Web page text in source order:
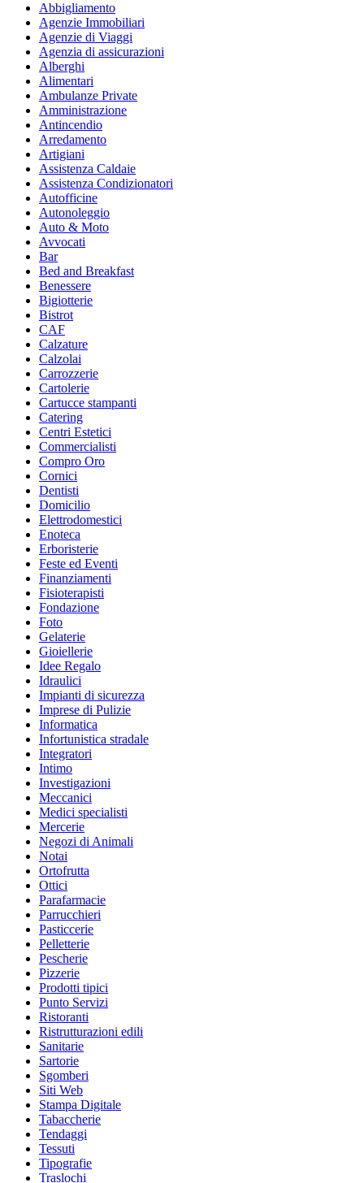
Abbigliamento
Agenzie Immobiliari
Agenzie di Viaggi
Agenzia di assicurazioni
Alberghi
Alimentari
Ambulanze Private
Amministrazione
Antincendio
Arredamento
Artigiani
Assistenza Caldaie
Assistenza Condizionatori
Autofficine
Autonoleggio
Auto & Moto
Avvocati
Bar
Bed and Breakfast
Benessere
Bigiotterie
Bistrot
CAF
Calzature
Calzolai
Carrozzerie
Cartolerie
Cartucce stampanti
Catering
Centri Estetici
Commercialisti
Compro Oro
Cornici
Dentisti
Domicilio
Elettrodomestici
Enoteca
Erboristerie
Feste ed Eventi
Finanziamenti
Fisioterapisti
Fondazione
Foto
Gelaterie
Gioiellerie
Idee Regalo
Idraulici
Impianti di sicurezza
Imprese di Pulizie
Informatica
Infortunistica stradale
Integratori
Intimo
Investigazioni
Meccanici
Medici specialisti
Mercerie
Negozi di Animali
Notai
Ortofrutta
Ottici
Parafarmacie
Parrucchieri
Pasticcerie
Pelletterie
Pescherie
Pizzerie
Prodotti tipici
Punto Servizi
Ristoranti
Ristrutturazioni edili
Sanitarie
Sartorie
Sgomberi
Siti Web
Stampa Digitale
Tabaccherie
Tendaggi
Tessuti
Tipografie
Traslochi